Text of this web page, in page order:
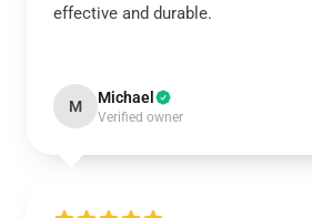
effective and durable.
M Michael
Verified owner